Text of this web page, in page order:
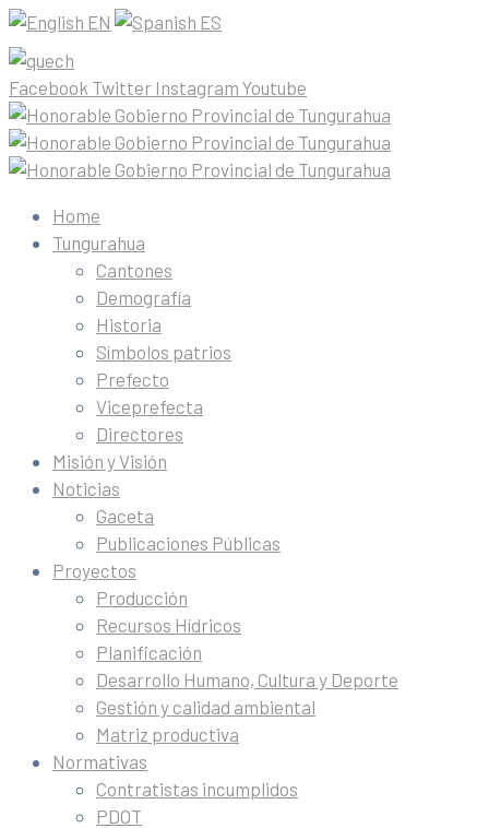
EN ES
Facebook Twitter Instagram Youtube
Home
Tungurahua
Cantones
Demografía
Historia
Símbolos patrios
Prefecto
Viceprefecta
Directores
Misión y Visión
Noticias
Gaceta
Publicaciones Públicas
Proyectos
Producción
Recursos Hídricos
Planificación
Desarrollo Humano, Cultura y Deporte
Gestión y calidad ambiental
Matriz productiva
Normativas
Contratistas incumplidos
PDOT